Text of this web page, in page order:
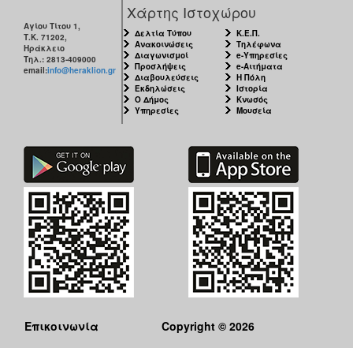
Αγίου Τίτου 1,
Τ.Κ. 71202,
Ηράκλειο
Τηλ.: 2813-409000
email:info@heraklion.gr
Χάρτης Ιστοχώρου
Δελτία Τύπου
Ανακοινώσεις
Διαγωνισμοί
Προσλήψεις
Διαβουλεύσεις
Εκδηλώσεις
Ο Δήμος
Υπηρεσίες
Κ.Ε.Π.
Τηλέφωνα
e-Υπηρεσίες
e-Αιτήματα
Η Πόλη
Ιστορία
Κνωσός
Μουσεία
Επικοινωνία
Copyright © 2026